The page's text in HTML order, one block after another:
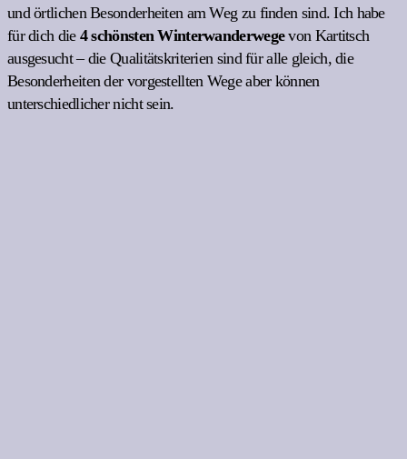
und örtlichen Besonderheiten am Weg zu finden sind. Ich habe
für dich die 4 schönsten Winterwanderwegevon Kartitsch
ausgesucht – die Qualitätskriterien sind für alle gleich, die
Besonderheiten der vorgestellten Wege aber können
unterschiedlicher nicht sein.